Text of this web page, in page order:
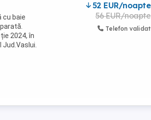
cu baie
2024, în
52 EUR/noapte
56 EUR/noapte
Telefon validat